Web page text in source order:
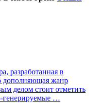
разработанная в
дополняющая жанр
делом стоит отметить
генерируемые …